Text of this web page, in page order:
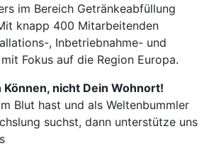
im Bereich Getränke­abfüllung
knapp 400 Mitarbei­tenden
, Inbetrieb­nahme- und
Fokus auf die Region Europa.
Können, nicht Dein Wohnort!
Blut hast und als Weltenbummler
suchst, dann unterstütze uns